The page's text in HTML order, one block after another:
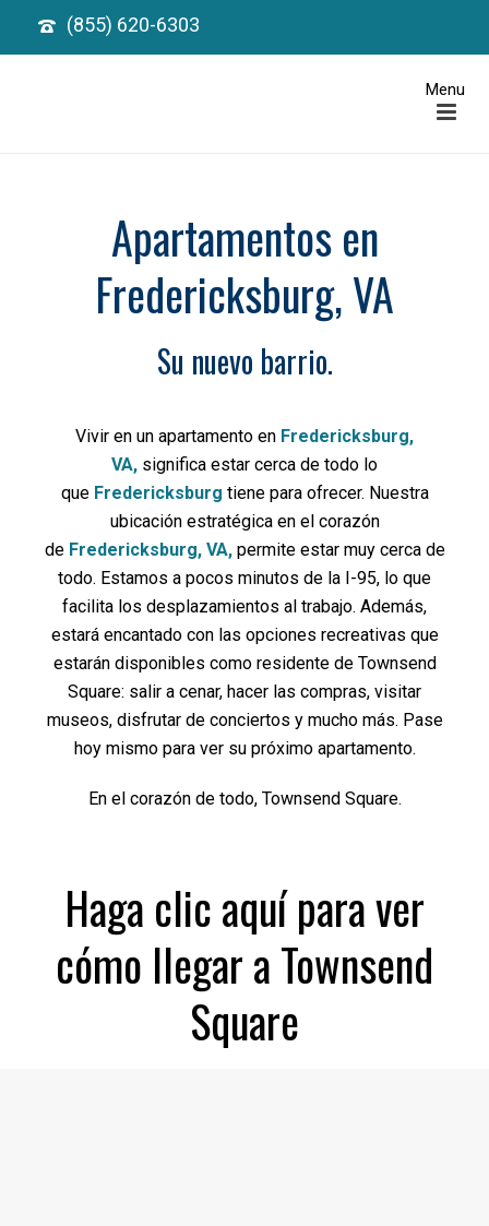
(855) 620-6303
Apartamentos en
Fredericksburg, VA
Su nuevo barrio.
Vivir en un apartamento en Fredericksburg,
VA, significa estar cerca de todo lo
que Fredericksburg tiene para ofrecer. Nuestra
ubicación estratégica en el corazón
de Fredericksburg, VA,permite estar muy cerca de
todo. Estamos a pocos minutos de la I-95, lo que
facilita los desplazamientos al trabajo. Además,
estará encantado con las opciones recreativas que
estarán disponibles como residente de Townsend
Square: salir a cenar, hacer las compras, visitar
museos, disfrutar de conciertos y mucho más. Pase
hoy mismo para ver su próximo apartamento.
En el corazón de todo, Townsend Square.
Haga clic aquí para ver
cómo llegar a Townsend
Square